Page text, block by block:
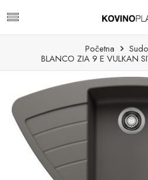
Početna
BLANCO ZIA 9 E VULKAN